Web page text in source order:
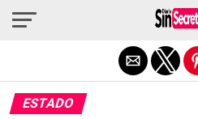
ESTADO
Salir de la